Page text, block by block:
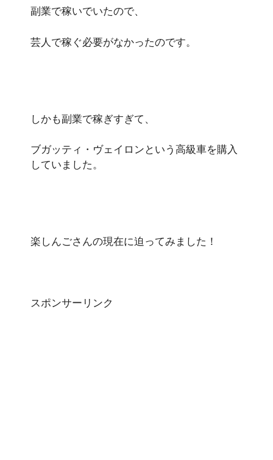
副業で稼いでいたので、
芸人で稼ぐ必要がなかったのです。
しかも副業で稼ぎすぎて、
ブガッティ・ヴェイロンという高級車を購入
していました。
楽しんごさんの現在に迫ってみました！
スポンサーリンク